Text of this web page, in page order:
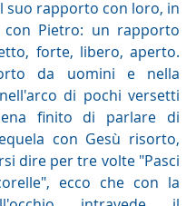
suo rapporto con loro, in
con Pietro: un rapporto
forte, libero, aperto.
da uomini e nella
di pochi versetti
finito di parlare di
con Gesù risorto,
dire per tre volte "Pasci
ecco che con la